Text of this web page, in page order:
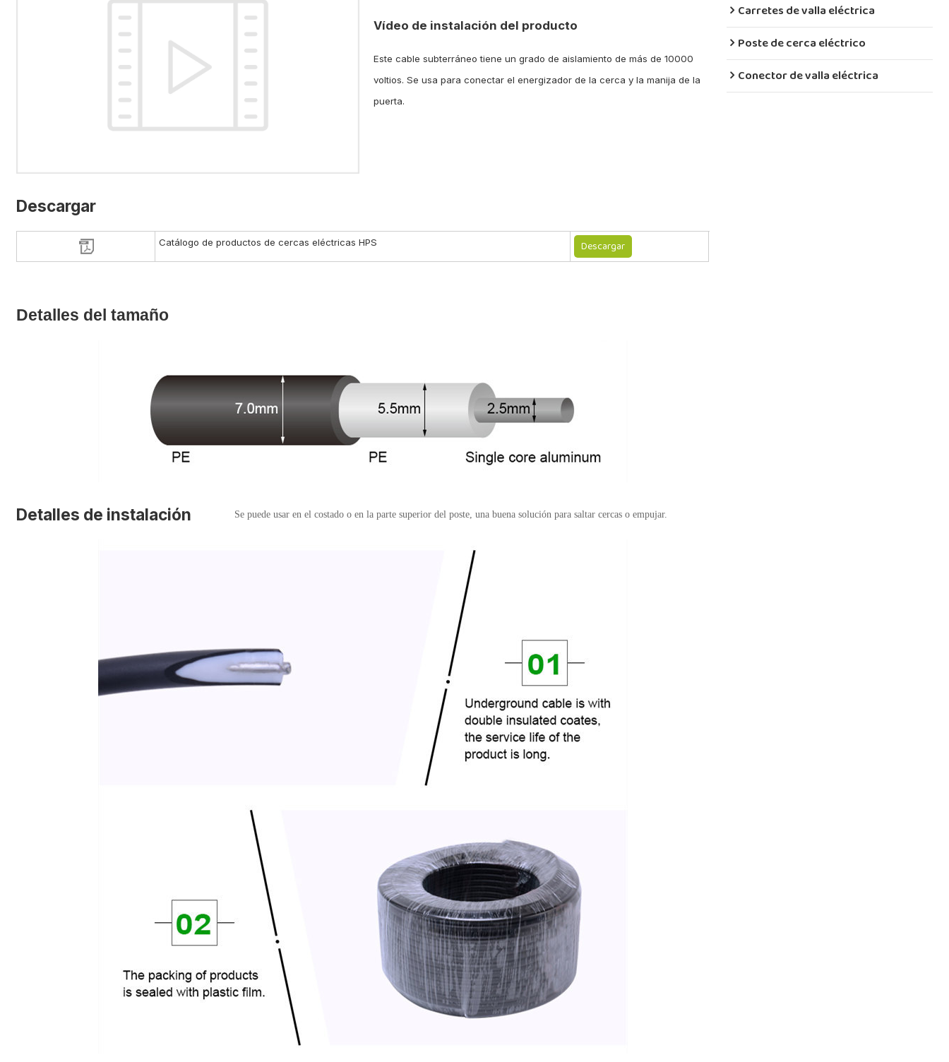
Vídeo de instalación del producto
Este cable subterráneo tiene un grado de aislamiento de más de 10000
voltios. Se usa para conectar el energizador de la cerca y la manija de la
puerta.
Descargar
Catálogo de productos de cercas eléctricas HPS Descargar
Detalles del tamaño
Detalles de instalación Se puede usar en el costado o en la parte superior del poste, una buena solución para saltar cercas o empujar.
Carretes de valla eléctrica
Poste de cerca eléctrico
Conector de valla eléctrica